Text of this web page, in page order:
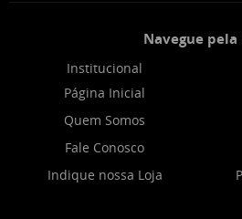
Navegue pela
Institucional
Página Inicial
Quem Somos
Fale Conosco
Indique nossa Loja